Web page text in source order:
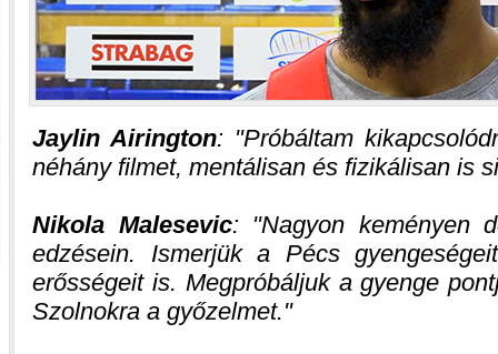
Jaylin Airington:
Próbáltam
néhány filmet, mentálisan és fizikálisan is
Nikola Malesevic:
Nagyon keményen
edzésein. Ismerjük a Pécs
erősségeit is. Megpróbáljuk a gyenge
Szolnokra a győzelmet.